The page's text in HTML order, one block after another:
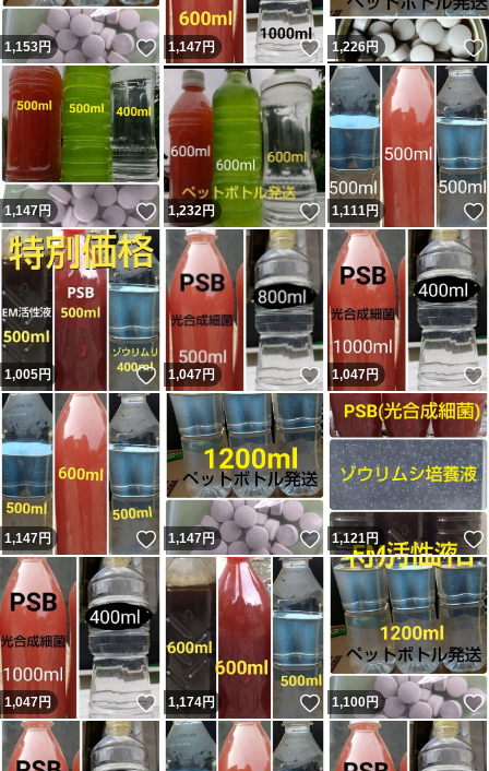
1,153円 いいね！
1,147円 いいね！
1,226円
1,147円 いいね！
1,232円 いいね！
1,111円
1,005円 いいね！
1,047円 いいね！
1,047円
1,147円 いいね！
1,147円 いいね！
1,121円
1,047円 いいね！
1,174円 いいね！
1,100円